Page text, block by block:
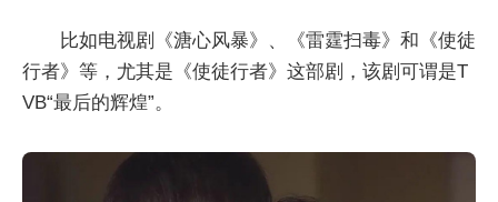
比如电视剧《溏心风暴》、《雷霆扫毒》和《使徒
行者》等，尤其是《使徒行者》这部剧，该剧可谓是T
VB“最后的辉煌”。